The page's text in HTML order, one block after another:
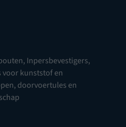
, Inpersbevestigers,
voor kunststof en
doorvoertules en